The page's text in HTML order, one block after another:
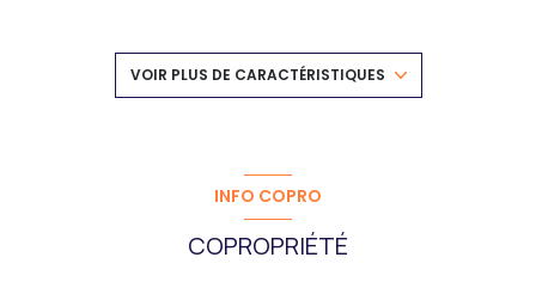
construit en 2024
Chauffage individuel : chaudière (gaz de ville)
exposition Sud-Ouest
VOIR PLUS DE CARACTÉRISTIQUES
INFO COPRO
COPROPRIÉTÉ